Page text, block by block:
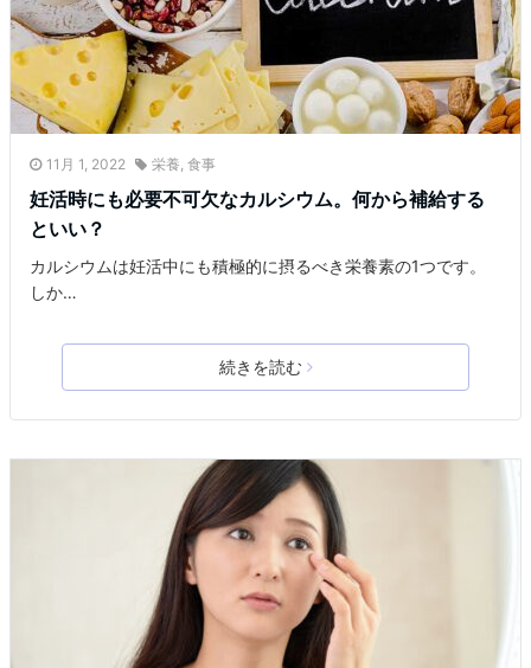
11月 1, 2022 栄養, 食事
妊活時にも必要不可欠なカルシウム。何から補給する
といい？
カルシウムは妊活中にも積極的に摂るべき栄養素の1つです。
しか…
続きを読む